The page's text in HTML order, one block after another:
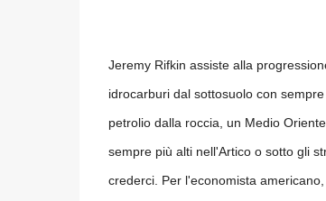
Jeremy Rifkin assiste alla
idrocarburi dal sottosuolo con
petrolio dalla roccia, un Medio
sempre più alti nell'Artico o sotto gli
crederci. Per l'economista